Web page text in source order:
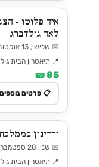
איה פלוטו -
לאה גולדברג
📅 שלישי, 13 אוקטובר ⏰ 17:30
📍 תיאטרון הבית
85 ₪
📋 פרטים נוספים
ורדינון
📅 שני, 28 ספטמבר ⏰ 11:00
📍 תיאטרון הבית